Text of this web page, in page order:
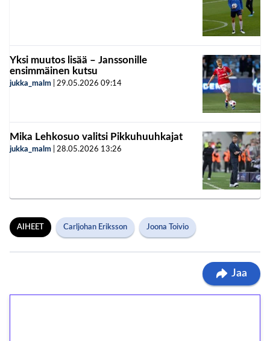
Yksi muutos lisää – Janssonille
ensimmäinen kutsu
jukka_malm 29.05.2026 09:14
Mika Lehkosuo valitsi Pikkuhuuhkajat
jukka_malm 28.05.2026 13:26
AIHEET Carljohan Eriksson Joona Toivio
Jaa